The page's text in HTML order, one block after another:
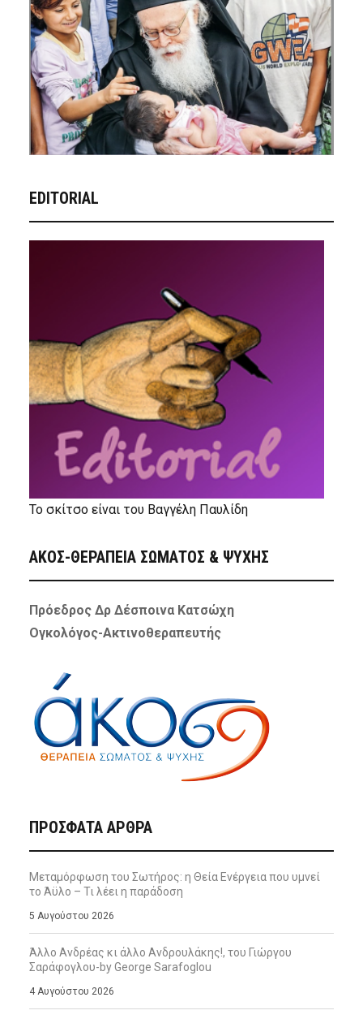
EDITORIAL
Το σκίτσο είναι του Βαγγέλη Παυλίδη
ΑΚΟΣ-ΘΕΡΑΠΕΙΑ ΣΩΜΑΤΟΣ & ΨΥΧΗΣ
Πρόεδρος Δρ Δέσποινα Κατσώχη
Ογκολόγος-Ακτινοθεραπευτής
ΠΡΌΣΦΑΤΑ ΆΡΘΡΑ
Μεταμόρφωση του Σωτήρος: η Θεία Ενέργεια που υμνεί
το Άϋλο – Τι λέει η παράδοση
5 Αυγούστου 2026
Άλλο Ανδρέας κι άλλο Ανδρουλάκης!, του Γιώργου
Σαράφογλου-by George Sarafoglou
4 Αυγούστου 2026